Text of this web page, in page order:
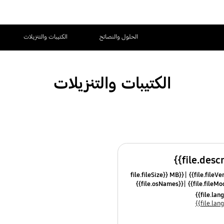
الحلول والنصائح الكتيبات والتنزيلات
الكتيبات والتنزيلات
{{file.fileSize}} MB
{{file.osNames}}